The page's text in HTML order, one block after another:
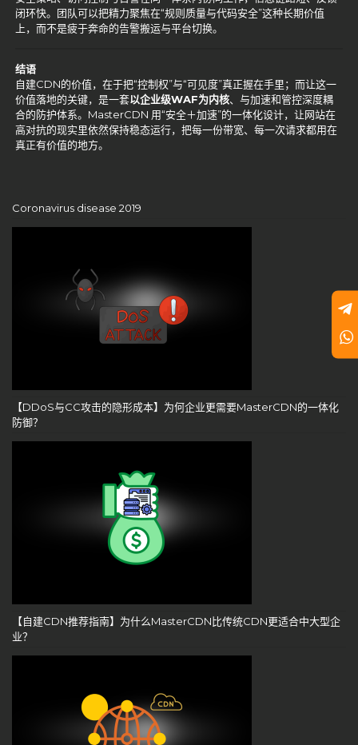
闭环快。团队可以把精力聚焦在“规则质量与代码安全”这种长期价值
上，而不是疲于奔命的告警搬运与平台切换。
结语
自建CDN的价值，在于把“控制权”与“可见度”真正握在手里；而让这一
价值落地的关键，是一套以企业级WAF为内核、与加速和管控深度耦
合的防护体系。MasterCDN 用“安全＋加速”的一体化设计，让网站在
高对抗的现实里依然保持稳态运行，把每一份带宽、每一次请求都用在
真正有价值的地方。
Coronavirus disease 2019
【DDoS与CC攻击的隐形成本】为何企业更需要MasterCDN的一体化
防御？
【自建CDN推荐指南】为什么MasterCDN比传统CDN更适合中大型企
业？